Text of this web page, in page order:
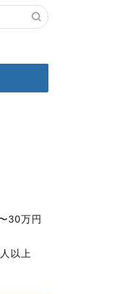
30万円
以上